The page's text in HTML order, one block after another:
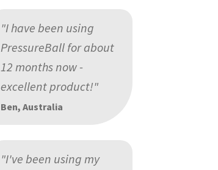
"I have been using
PressureBall for about
12 months now -
excellent product!"
Ben, Australia
"I've been using my